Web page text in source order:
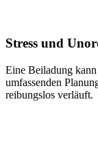
Stress und
Eine Beiladung
umfassenden
reibungslos verläuft.